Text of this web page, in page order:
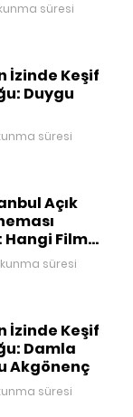
süresi
İzinde Keşif
Duygu
süresi
Açık
Hangi Film
süresi
İzinde Keşif
Damla
Akgönenç
süresi